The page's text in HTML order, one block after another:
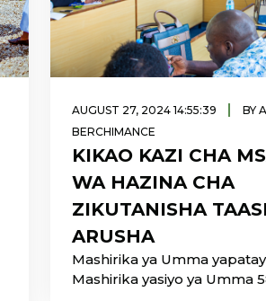
AUGUST 27, 2024 14:55:39 |
BY
BERCHIMANCE
KIKAO KAZI CHA
WA HAZINA CHA
ZIKUTANISHA
ARUSHA
Mashirika ya Umma
Mashirika yasiyo ya Umma